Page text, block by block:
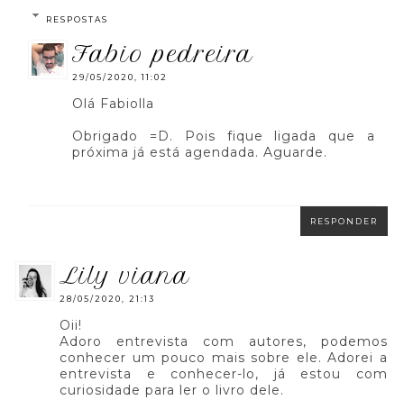
RESPOSTAS
fabio pedreira
29/05/2020, 11:02
Olá Fabiolla
Obrigado =D. Pois fique ligada que a
próxima já está agendada. Aguarde.
RESPONDER
lily viana
28/05/2020, 21:13
Oii!
Adoro entrevista com autores, podemos
conhecer um pouco mais sobre ele. Adorei a
entrevista e conhecer-lo, já estou com
curiosidade para ler o livro dele.